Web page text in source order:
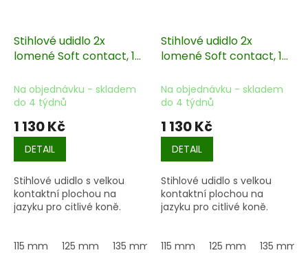
Stihlové udidlo 2x
lomené Soft contact, 14
Na objednávku - skladem
do 4 týdnů
1 130 Kč
DETAIL
Stihlové udidlo s velkou
kontaktní plochou na
jazyku pro citlivé koně.
115 mm 125 mm 135 mm 145 mm 155 mm
Stihlové udidlo 2x
lomené Soft contact, 16
Na objednávku - skladem
do 4 týdnů
1 130 Kč
DETAIL
Stihlové udidlo s velkou
kontaktní plochou na
jazyku pro citlivé koně.
115 mm 125 mm 135 mm